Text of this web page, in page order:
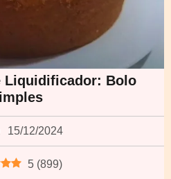
Liquidificador: Bolo
15/12/2024
5 (899)